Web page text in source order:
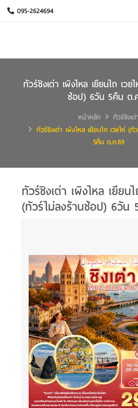
095-2624694
ทัวร์ชิงเต่า เผิงไหล เยียนไถ เว
ช้อป) 6วัน 5คืน ต.
หน้าหลัก
ทัวร์ชิงเต่
ทัวร์ชิงเต่า เผิงไหล เยียนไถ เวยไห่ (
5คืน ต.ค.69
ทัวร์ชิงเต่า เผิงไหล เยียน
(ทัวร์ไม่ลงร้านช้อป) 6วัน